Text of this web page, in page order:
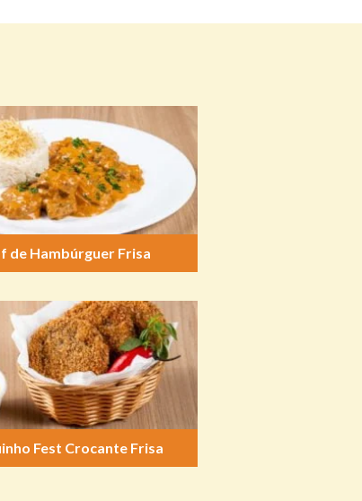
de Hambúrguer Frisa
Fest Crocante Frisa